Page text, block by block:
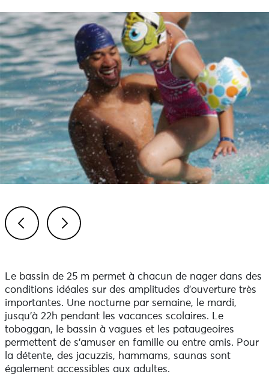
Le bassin de 25 m permet à chacun de nager dans des
conditions idéales sur des amplitudes d'ouverture très
importantes. Une nocturne par semaine, le mardi,
jusqu'à 22h pendant les vacances scolaires. Le
toboggan, le bassin à vagues et les pataugeoires
permettent de s'amuser en famille ou entre amis. Pour
la détente, des jacuzzis, hammams, saunas sont
également accessibles aux adultes.